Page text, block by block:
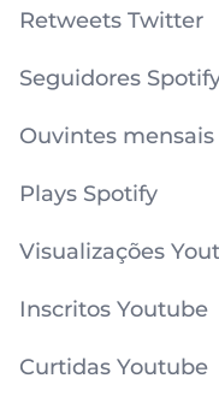
Retweets Twitter
Seguidores
Ouvintes
Plays Spotify
Visualizações
Inscritos Youtube
Curtidas Youtube